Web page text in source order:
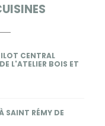
CENTRAL
L'ATELIER BOIS ET
SAINT RÉMY DE